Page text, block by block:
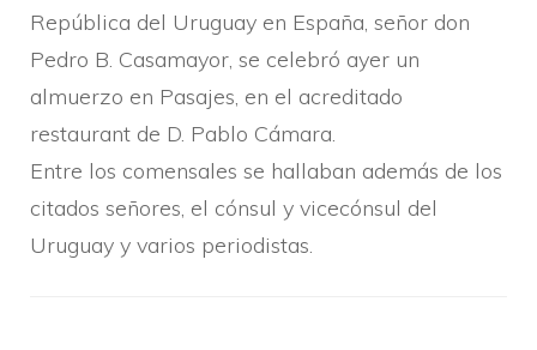
República del Uruguay en España, señor don
Pedro B. Casamayor, se celebró ayer un
almuerzo en Pasajes, en el acreditado
restaurant de D. Pablo Cámara.
Entre los comensales se hallaban además de los
citados señores, el cónsul y vicecónsul del
Uruguay y varios periodistas.